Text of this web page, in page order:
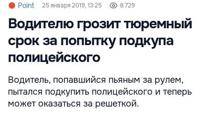
Point 25 января 2019, 13:25 8 729
Водителю грозит тюремный
срок за попытку подкупа
полицейского
Водитель, попавшийся пьяным за рулем,
пытался подкупить полицейского и теперь
может оказаться за решеткой.